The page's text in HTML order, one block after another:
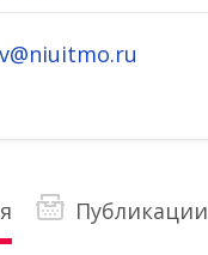
Публикации